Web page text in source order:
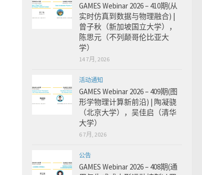
GAMES Webinar 2026 – 410期(从
实时仿真到数据与物理融合) |
曾子秋（新加坡国立大学），
陈思元（不列颠哥伦比亚大
学）
14 7月, 2026
活动通知
GAMES Webinar 2026 – 409期(图
形学物理计算新前沿) | 陶凝骁
（北京大学），吴佳启（清华
大学）
6 7月, 2026
公告
GAMES Webinar 2026 – 408期(通